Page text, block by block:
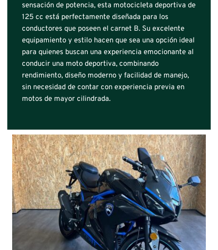
sensación de potencia, esta motocicleta deportiva de
125 cc está perfectamente diseñada para los
conductores que poseen el carnet B. Su excelente
equipamiento y estilo hacen que sea una opción ideal
para quienes buscan una experiencia emocionante al
conducir una moto deportiva, combinando
rendimiento, diseño moderno y facilidad de manejo,
sin necesidad de contar con experiencia previa en
motos de mayor cilindrada.